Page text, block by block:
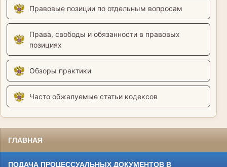
Правовые позиции по отдельным вопросам
Права, свободы и обязанности в правовых
позициях
Обзоры практики
Часто обжалуемые статьи кодексов
ГЛАВНАЯ
ПОДАЧА ПРОЦЕССУАЛЬНЫХ ДОКУМЕНТОВ В